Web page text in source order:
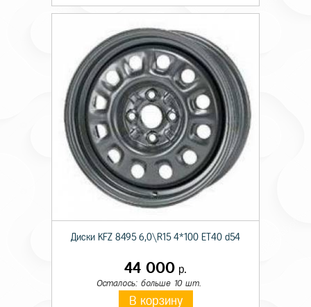
Диски KFZ 8495 6,0\R15 4*100 ET40 d54
44 000 р.
Осталось: больше 10 шт.
В корзину